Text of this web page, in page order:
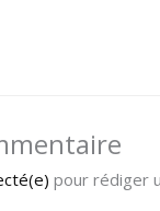
pour rédiger